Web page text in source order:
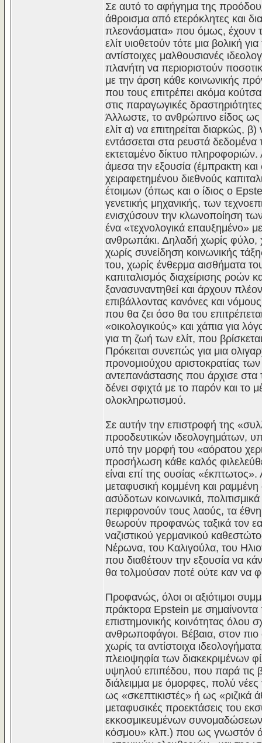
Σε αυτό το αφήγημα της
άθροισμα από ετερόκλητες και
πλεονάσματα» που όμως, έχουν
ελίτ υιοθετούν τότε μια βολική
αντίστοιχες μαλθουσιανές
πλανήτη να περιοριστούν
με την άρση κάθε κοινωνικής
που τους επιτρέπει ακόμα
στις παραγωγικές
Άλλωστε, το ανθρώπινο είδος ως
ελίτ α) να επιτηρείται διαρκώς,
εντάσσεται στα ρευστά δεδομένα
εκτεταμένο δίκτυο
άμεσα την εξουσία (έμπρακτη και
χειραφετημένου διεθνούς
έτοιμων (όπως και ο ίδιος ο
γενετικής μηχανικής, των
ενισχύσουν την κλωνοποίηση
ένα «τεχνολογικά επαυξημένο»
ανθρωπάκι. Δηλαδή χωρίς φύλο,
χωρίς συνείδηση κοινωνικής
του, χωρίς ένθερμα αισθήματα
καπιταλισμός διαχείρισης ροών
ξανασυναντηθεί και άρχουν
επιβάλλοντας κανόνες και
που θα ζει όσο θα του
«οικολογικούς» και χάπια για
για τη ζωή των ελίτ, που
Πρόκειται συνεπώς για μια
προνομιούχου αριστοκρατίας
αντεπανάστασης που άρχισε στα
δένει σφιχτά με το παρόν και
ολοκληρωτισμού.
Σε αυτήν την επιστροφή της
προοδευτικών ιδεολογημάτων,
υπό την μορφή του «αόρατου
προσήλωση κάθε καλός
είναι επί της ουσίας
μεταφυσική κομμένη και ραμμένη
ασύδοτων κοινωνικά,
περιφρονούν τους λαούς, τα έθνη,
θεωρούν προφανώς ταξικά τον
ναζιστικού γερμανικού
Νέρωνα, του Καλιγούλα, του
που διαθέτουν την εξουσία να
θα τολμούσαν ποτέ ούτε καν να
Προφανώς, όλοι οι αξιότιμοι
πράκτορα Epstein με σημαίνοντα
επιστημονικής κοινότητας όλου
ανθρωποφάγοι. Βέβαια, στον πιο
χωρίς τα αντίστοιχα
πλειοψηφία των διακεκριμένων
υψηλού επιπέδου, που παρά τις
διάλειμμα με όμορφες, πολύ
ως «σκεπτικιστές» ή ως «ριζικά
μεταφυσικές προεκτάσεις του
εκκοσμικευμένων
κόσμου» κλπ.) που ως γνωστόν